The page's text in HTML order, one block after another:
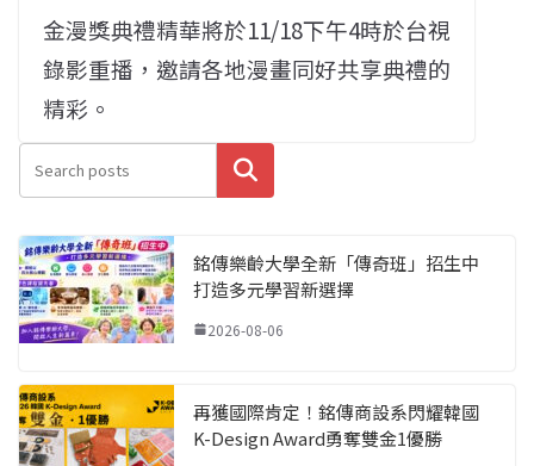
金漫獎典禮精華將於11/18下午4時於台視
錄影重播，邀請各地漫畫同好共享典禮的
精彩。
搜尋
銘傳樂齡大學全新「傳奇班」招生中
打造多元學習新選擇
2026-08-06
再獲國際肯定！銘傳商設系閃耀韓國
K-Design Award勇奪雙金1優勝